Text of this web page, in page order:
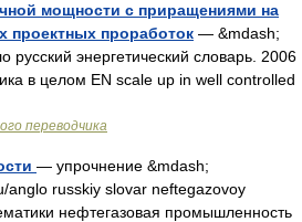
мощности с приращениями на
проектных проработок — &mdash;
русский энергетический словарь. 2006
в целом EN scale up in well controlled
переводчика
— упрочнение &mdash;
anglo russkiy slovar neftegazovoy
нефтегазовая промышленность